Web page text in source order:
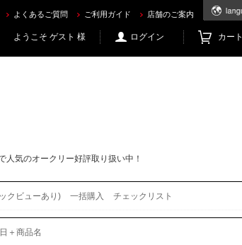
よくあるご質問 ご利用ガイド 店舗のご案内
ようこそ ゲスト 様 ログイン カート
気のオークリー好評取り扱い中！
クビューあり) 一括購入 チェックリスト
＋商品名